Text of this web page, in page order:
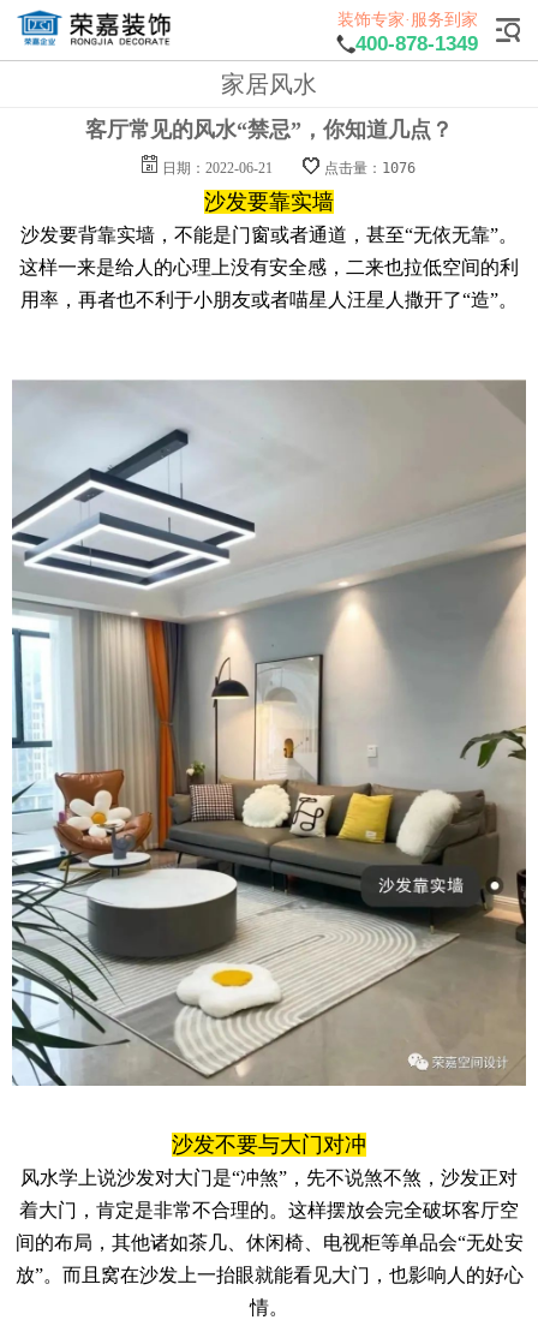
装饰专家·服务到家
400-878-1349
家居风水
客厅常见的风水“禁忌”，你知道几点？
日期：2022-06-21 点击量：1076
沙发要靠实墙
沙发要背靠实墙，不能是门窗或者通道，甚至“无依无靠”。
这样一来是给人的心理上没有安全感，二来也拉低空间的利
用率，再者也不利于小朋友或者喵星人汪星人撒开了“造”。
沙发不要与大门对冲
风水学上说沙发对大门是“冲煞”，先不说煞不煞，沙发正对
着大门，肯定是非常不合理的。这样摆放会完全破坏客厅空
间的布局，其他诸如茶几、休闲椅、电视柜等单品会“无处安
放”。而且窝在沙发上一抬眼就能看见大门，也影响人的好心
情。